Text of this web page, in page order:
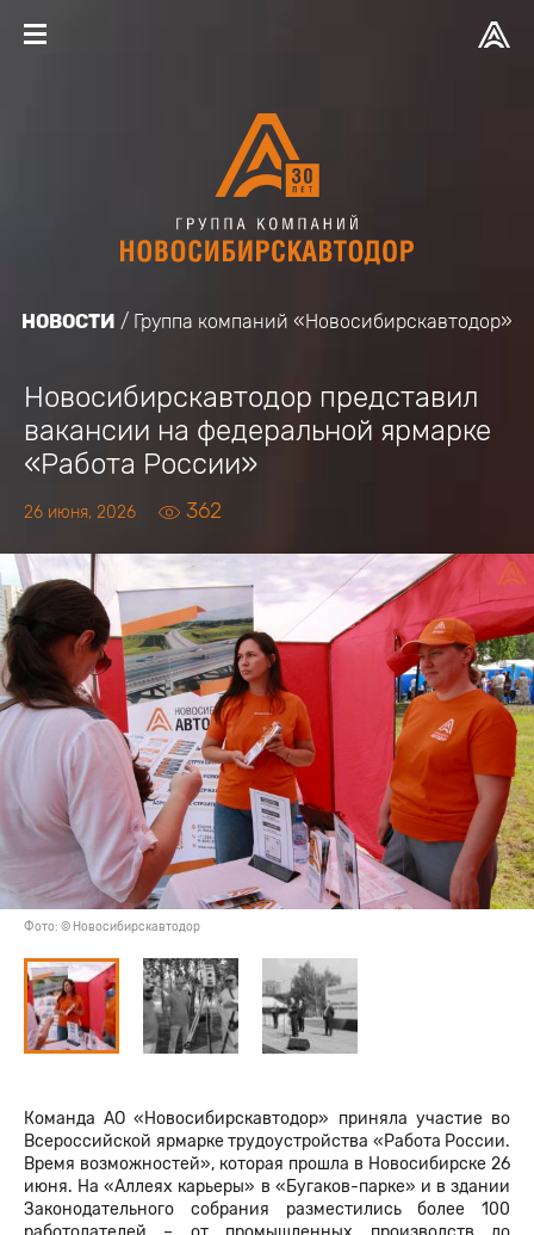
НОВОСТИ Группа компаний «Новосибирскавтодор»
Новосибирскавтодор представил
вакансии на федеральной ярмарке
«Работа России»
26 июня, 2026 362
Фото: © Новосибирскавтодор
Команда АО «Новосибирскавтодор» приняла участие во
Всероссийской ярмарке трудоустройства «Работа России.
Время возможностей», которая прошла в Новосибирске 26
июня. На «Аллеях карьеры» в «Бугаков-парке» и в здании
Законодательного собрания разместились более 100